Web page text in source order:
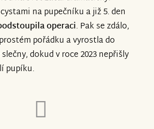
na pupečníku a již 5. den
operaci. Pak se zdálo,
pořádku a vyrostla do
dokud v roce 2023 nepřišly
pupíku.